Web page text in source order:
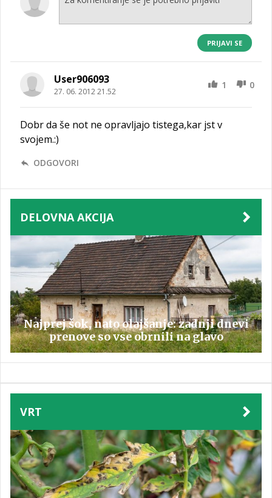
PRIJAVI SE
User906093
27. 06. 2012 21.52
1 0
Dobr da še not ne opravljajo tistega,kar jst v
svojem.:)
ODGOVORI
DELOVNA AKCIJA
Najprej šok, nato olajšanje: zadnji dnevi
prenove so vse obrnili na glavo
VRT